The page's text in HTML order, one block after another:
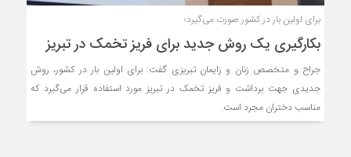
برای اولین بار در کشور صورت می‌گیرد؛
بکارگیری یک روش جدید برای فریز تخمک در تبریز
جراح و متخصص زنان و زایمان تبریزی گفت: برای اولین بار در کشور، روش
جدیدی جهت برداشت و فریز تخمک در تبریز مورد استفاده قرار می‌گیرد که
مناسب دختران مجرد است.